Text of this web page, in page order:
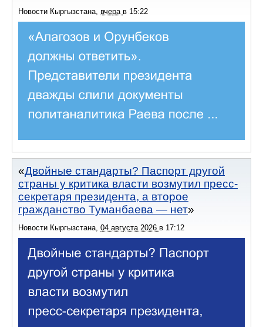
Новости Кыргызстана, вчера в 15:22
Двойные стандарты? Паспорт другой
страны у критика власти возмутил пресс-
секретаря президента, а второе
гражданство Туманбаева — нет
Новости Кыргызстана 04 августа 2026 в 17:12